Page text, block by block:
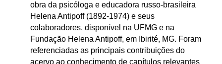
obra da psicóloga e educadora russo-brasileira
Helena Antipoff (1892-1974) e seus
colaboradores, disponível na UFMG e na
Fundação Helena Antipoff, em Ibirité, MG. Foram
referenciadas as principais contribuições do
acervo ao conhecimento de capítulos relevantes